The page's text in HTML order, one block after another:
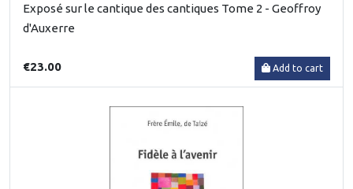
Exposé sur le cantique des cantiques Tome 2 - Geoffroy
d'Auxerre
€23.00 Add to cart